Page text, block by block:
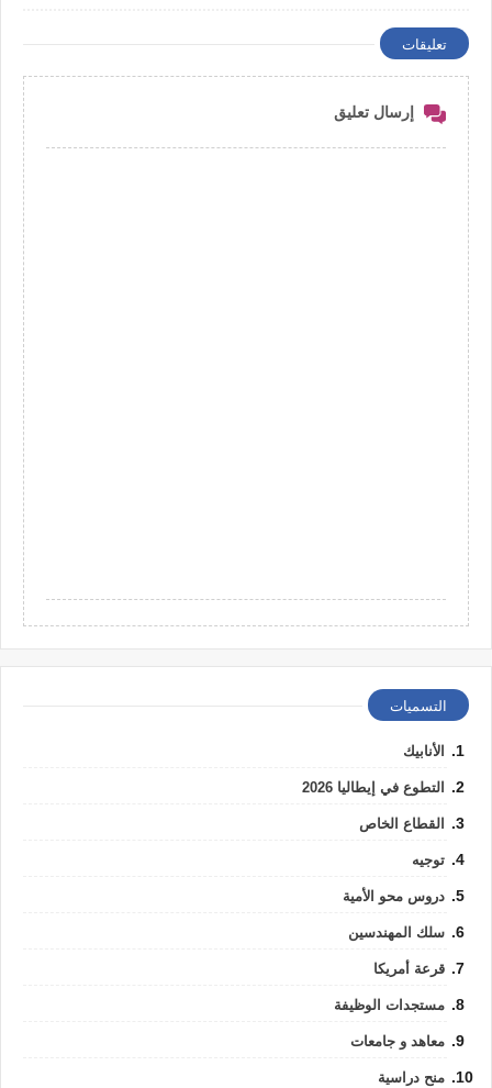
تعليقات
إرسال تعليق
التسميات
الأنابيك
التطوع في إيطاليا 2026
القطاع الخاص
توجيه
دروس محو الأمية
سلك المهندسين
قرعة أمريكا
مستجدات الوظيفة
معاهد و جامعات
منح دراسية